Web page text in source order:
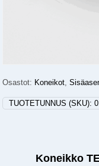
Osastot: Koneikot,
TUOTETUNNUS (SKU):
Koneikko